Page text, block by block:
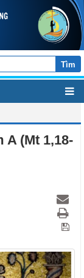
Tìm
A (Mt 1,18-